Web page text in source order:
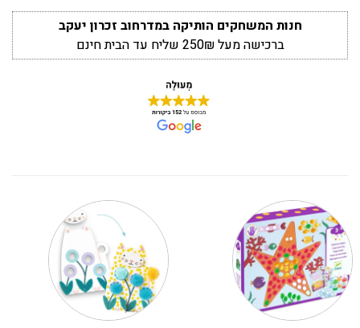
חנות המשחקים הותיקה במדרחוב זכרון יעקב
ברכישה מעל 250₪ שליח עד הבית חינם